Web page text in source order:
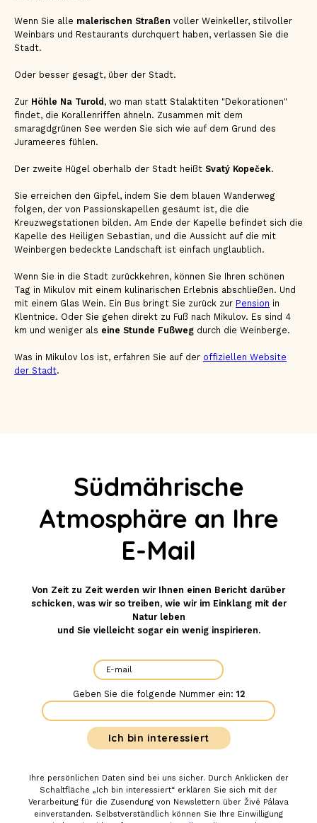
Wenn Sie alle malerischen Straßen voller Weinkeller, stilvoller
Weinbars und Restaurants durchquert haben, verlassen Sie die
Stadt.
Oder besser gesagt, über der Stadt.
Zur Höhle Na Turold , wo man statt Stalaktiten "Dekorationen"
findet, die Korallenriffen ähneln. Zusammen mit dem
smaragdgrünen See werden Sie sich wie auf dem Grund des
Jurameeres fühlen.
Der zweite Hügel oberhalb der Stadt heißt Svatý Kopeček.
Sie erreichen den Gipfel, indem Sie dem blauen Wanderweg
folgen, der von Passionskapellen gesäumt ist, die die
Kreuzwegstationen bilden. Am Ende der Kapelle befindet sich die
Kapelle des Heiligen Sebastian, und die Aussicht auf die mit
Weinbergen bedeckte Landschaft ist einfach unglaublich.
Wenn Sie in die Stadt zurückkehren, können Sie Ihren schönen
Tag in Mikulov mit einem kulinarischen Erlebnis abschließen. Und
mit einem Glas Wein. Ein Bus bringt Sie zurück zur Pension in
Klentnice. Oder Sie gehen direkt zu Fuß nach Mikulov. Es sind 4
km und weniger als eine Stunde Fußweg durch die Weinberge.
Was in Mikulov los ist, erfahren Sie auf der offiziellen Website
der Stadt.
Südmährische
Atmosphäre an Ihre
E-Mail
Von Zeit zu Zeit werden wir Ihnen einen Bericht darüber
schicken, was wir so treiben, wie wir im Einklang mit der
Natur leben
und Sie vielleicht sogar ein wenig inspirieren.
Geben Sie die folgende Nummer ein:12
Ihre persönlichen Daten sind bei uns sicher. Durch Anklicken der
Schaltfläche „Ich bin interessiert“ erklären Sie sich mit der
Verarbeitung für die Zusendung von Newslettern über Živé Pálava
einverstanden. Selbstverständlich können Sie Ihre Einwilligung